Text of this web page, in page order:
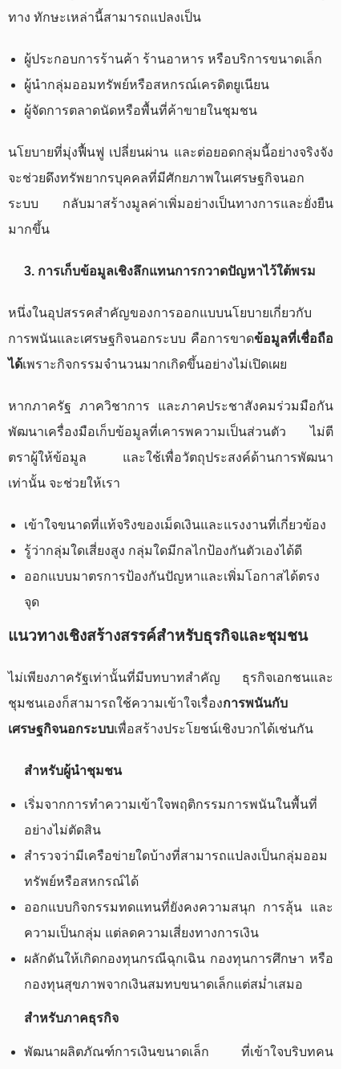
ทาง ทักษะเหล่านี้สามารถแปลงเป็น
ผู้ประกอบการร้านค้า ร้านอาหาร หรือบริการขนาดเล็ก
ผู้นำกลุ่มออมทรัพย์หรือสหกรณ์เครดิตยูเนียน
ผู้จัดการตลาดนัดหรือพื้นที่ค้าขายในชุมชน
นโยบายที่มุ่งฟื้นฟู เปลี่ยนผ่าน และต่อยอดกลุ่มนี้อย่างจริงจัง
จะช่วยดึงทรัพยากรบุคคลที่มีศักยภาพในเศรษฐกิจนอก
ระบบ กลับมาสร้างมูลค่าเพิ่มอย่างเป็นทางการและยั่งยืน
มากขึ้น
3. การเก็บข้อมูลเชิงลึกแทนการกวาดปัญหาไว้ใต้พรม
หนึ่งในอุปสรรคสำคัญของการออกแบบนโยบายเกี่ยวกับ
การพนันและเศรษฐกิจนอกระบบ คือการขาดข้อมูลที่เชื่อถือ
ได้เพราะกิจกรรมจำนวนมากเกิดขึ้นอย่างไม่เปิดเผย
หากภาครัฐ ภาควิชาการ และภาคประชาสังคมร่วมมือกัน
พัฒนาเครื่องมือเก็บข้อมูลที่เคารพความเป็นส่วนตัว ไม่ตี
ตราผู้ให้ข้อมูล และใช้เพื่อวัตถุประสงค์ด้านการพัฒนา
เท่านั้น จะช่วยให้เรา
เข้าใจขนาดที่แท้จริงของเม็ดเงินและแรงงานที่เกี่ยวข้อง
รู้ว่ากลุ่มใดเสี่ยงสูง กลุ่มใดมีกลไกป้องกันตัวเองได้ดี
ออกแบบมาตรการป้องกันปัญหาและเพิ่มโอกาสได้ตรง
จุด
แนวทางเชิงสร้างสรรค์สำหรับธุรกิจและชุมชน
ไม่เพียงภาครัฐเท่านั้นที่มีบทบาทสำคัญ ธุรกิจเอกชนและ
ชุมชนเองก็สามารถใช้ความเข้าใจเรื่องการพนันกับ
เศรษฐกิจนอกระบบเพื่อสร้างประโยชน์เชิงบวกได้เช่นกัน
สำหรับผู้นำชุมชน
เริ่มจากการทำความเข้าใจพฤติกรรมการพนันในพื้นที่
อย่างไม่ตัดสิน
สำรวจว่ามีเครือข่ายใดบ้างที่สามารถแปลงเป็นกลุ่มออม
ทรัพย์หรือสหกรณ์ได้
ออกแบบกิจกรรมทดแทนที่ยังคงความสนุก การลุ้น และ
ความเป็นกลุ่ม แต่ลดความเสี่ยงทางการเงิน
ผลักดันให้เกิดกองทุนกรณีฉุกเฉิน กองทุนการศึกษา หรือ
กองทุนสุขภาพจากเงินสมทบขนาดเล็กแต่สม่ำเสมอ
สำหรับภาคธุรกิจ
พัฒนาผลิตภัณฑ์การเงินขนาดเล็ก ที่เข้าใจบริบทคน